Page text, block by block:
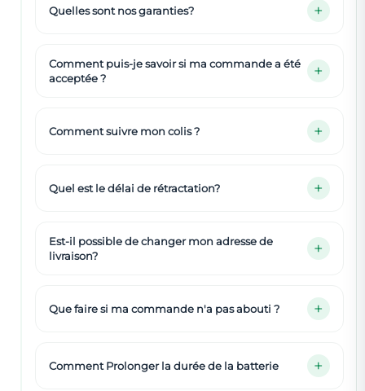
Quelles sont nos garanties?
Comment puis-je savoir si ma commande a été
acceptée ?
Comment suivre mon colis ?
Quel est le délai de rétractation?
Est-il possible de changer mon adresse de
livraison?
Que faire si ma commande n'a pas abouti ?
Comment Prolonger la durée de la batterie